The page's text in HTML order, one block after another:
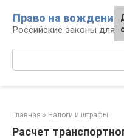
контенту
Право на вождение
Российские законы для
Главная » Налоги и штрафы
Расчет